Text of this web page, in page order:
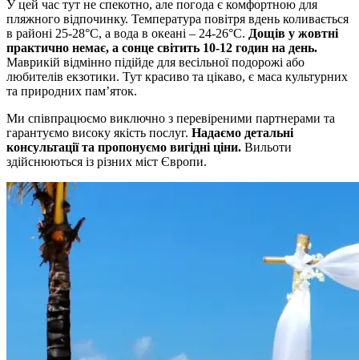
У цей час тут не спекотно, але погода є комфортною для
пляжного відпочинку. Температура повітря вдень коливається
в районі 25-28°C, а вода в океані – 24-26°C. Дощів у жовтні
практично немає, а сонце світить 10-12 годин на день.
Маврикій відмінно підійде для весільної подорожі або
любителів екзотики. Тут красиво та цікаво, є маса культурних
та природних пам’яток.
Ми співпрацюємо виключно з перевіреними партнерами та
гарантуємо високу якість послуг. Надаємо детальні
консультації та пропонуємо вигідні ціни. Вильоти
здійснюються із різних міст Європи.